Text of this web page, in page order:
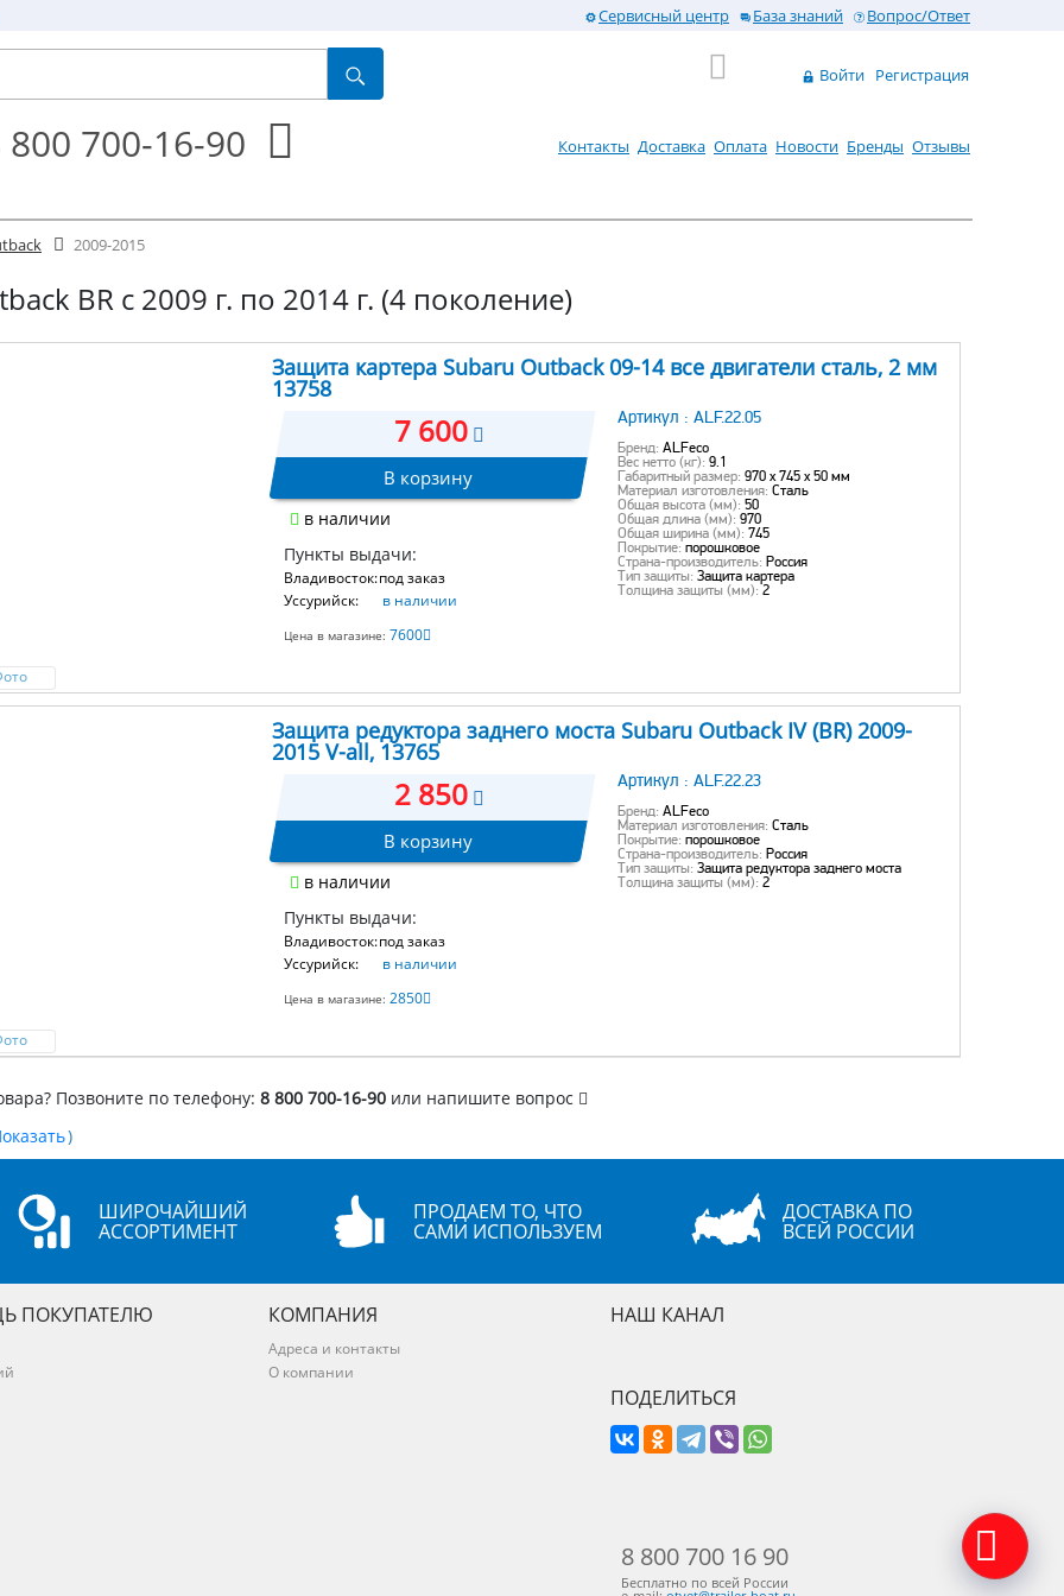
Сервисный центр База знаний Вопрос/Ответ
Войти Регистрация
800 700-16-90 Контакты Доставка Оплата Новости Бренды Отзывы
2009-2015
BR с 2009 г. по 2014 г. (4 поколение)
Защита картера Subaru Outback 09-14 все двигатели сталь, 2 мм
13758
7 600
В корзину
в наличии
Пункты выдачи:
Владивосток:под заказ
Уссурийск:
в наличии
Цена в магазине: 7600
Артикул : ALF.22.05
Бренд: ALFeco
Вес нетто (кг): 9.1
Габаритный размер: 970 х 745 х 50 мм
Материал изготовления: Сталь
Общая высота (мм): 50
Общая длина (мм): 970
Общая ширина (мм): 745
Покрытие: порошковое
Страна-производитель: Россия
Тип защиты: Защита картера
Толщина защиты (мм): 2
Защита редуктора заднего моста Subaru Outback IV (BR) 2009-
2015 V-all, 13765
2 850
В корзину
в наличии
Пункты выдачи:
Владивосток:под заказ
Уссурийск:
в наличии
Цена в магазине: 2850
Артикул : ALF.22.23
Бренд: ALFeco
Материал изготовления: Сталь
Покрытие: порошковое
Страна-производитель: Россия
Тип защиты: Защита редуктора заднего моста
Толщина защиты (мм): 2
Позвоните по телефону: 8 800 700-16-90 или напишите вопрос
)
ШИРОЧАЙШИЙ
АССОРТИМЕНТ
ПРОДАЕМ ТО, ЧТО
САМИ ИСПОЛЬЗУЕМ
ДОСТАВКА ПО
ВСЕЙ РОССИИ
ПОКУПАТЕЛЮ КОМПАНИЯ
Адреса и контакты
О компании
НАШ КАНАЛ
ПОДЕЛИТЬСЯ
8 800 700 16 90
Бесплатно по всей России